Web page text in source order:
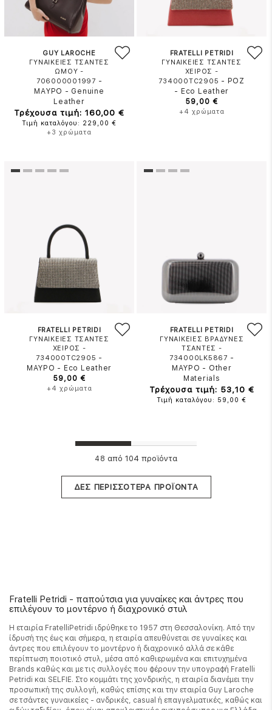
GUY LAROCHE
ΓΥΝΑΙΚΕΙΕΣ ΤΣΑΝΤΕΣ
ΩΜΟΥ -
706000001997 -
ΜΑΥΡΟ - Genuine
Leather
Τρέχουσα τιμή: 160,00 €
Τιμή καταλόγου: 229,00 €
+3 χρώματα
FRATELLI PETRIDI
ΓΥΝΑΙΚΕΙΕΣ ΤΣΑΝΤΕΣ
ΧΕΙΡΟΣ -
734000TC2905 - ΡΟΖ
- Eco Leather
59,00 €
+4 χρώματα
FRATELLI PETRIDI
ΓΥΝΑΙΚΕΙΕΣ ΤΣΑΝΤΕΣ
ΧΕΙΡΟΣ -
734000TC2905 -
ΜΑΥΡΟ - Eco Leather
59,00 €
+4 χρώματα
FRATELLI PETRIDI
ΓΥΝΑΙΚΕΙΕΣ ΒΡΑΔΥΝΕΣ
ΤΣΑΝΤΕΣ -
734000LK5867 -
ΜΑΥΡΟ - Other
Materials
Τρέχουσα τιμή: 53,10 €
Τιμή καταλόγου: 59,00 €
48 από 104 προϊόντα
ΔΕΣ ΠΕΡΙΣΣΟΤΕΡΑ ΠΡΟΪΟΝΤΑ
Fratelli Petridi - παπούτσια για γυναίκες και άντρες που
επιλέγουν το μοντέρνο ή διαχρονικό στυλ
Η εταιρία FratelliPetridi ιδρύθηκε το 1957 στη Θεσσαλονίκη. Από την
ίδρυσή της έως και σήμερα, η εταιρία απευθύνεται σε γυναίκες και
άντρες που επιλέγουν το μοντέρνο ή διαχρονικό αλλά σε κάθε
περίπτωση ποιοτικό στυλ, μέσα από καθιερωμένα και επιτυχημένα
Brands καθώς και με τις συλλογές που φέρουν την υπογραφή Fratelli
Petridi και SELFIE. Στο κομμάτι της χονδρικής, η εταιρία διανέμει την
προσωπική της συλλογή, καθώς επίσης και την εταιρία Guy Laroche
σε τσάντες γυναικείες - ανδρικές, casual ή επαγγελματικές, καθώς και